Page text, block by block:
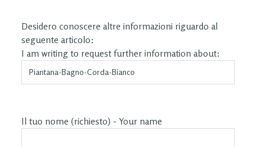
Desidero conoscere altre informazioni riguardo al
seguente articolo:
I am writing to request further information about:
Il tuo nome (richiesto) - Your name